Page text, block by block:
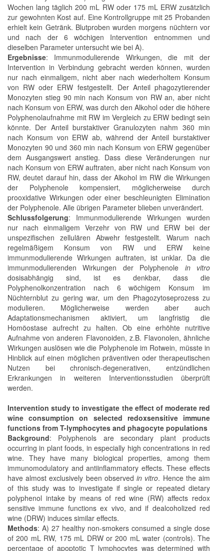
Wochen lang täglich 200 mL RW oder 175 mL ERW zusätzlich
zur gewohnten Kost auf. Eine Kontrollgruppe mit 25 Probanden
erhielt kein Getränk. Blutproben wurden morgens nüchtern vor
und nach der 6 wöchigen Intervention entnommen und
dieselben Parameter untersucht wie bei A).
Ergebnisse: Immunmodulierende Wirkungen, die mit der
Intervention in Verbindung gebracht werden können, wurden
nur nach einmaligem, nicht aber nach wiederholtem Konsum
von RW oder ERW festgestellt. Der Anteil phagozytierender
Monozyten stieg 90 min nach Konsum von RW an, aber nicht
nach Konsum von ERW, was durch den Alkohol oder die höhere
Polyphenolaufnahme mit RW im Vergleich zu ERW bedingt sein
könnte. Der Anteil burstaktiver Granulozyten nahm 360 min
nach Konsum von ERW ab, während der Anteil burstaktiver
Monozyten 90 und 360 min nach Konsum von ERW gegenüber
dem Ausgangswert anstieg. Dass diese Veränderungen nur
nach Konsum von ERW auftraten, aber nicht nach Konsum von
RW, deutet darauf hin, dass der Alkohol im RW die Wirkungen
der Polyphenole kompensiert, möglicherweise durch
prooxidative Wirkungen oder einer beschleunigten Elimination
der Polyphenole. Alle übrigen Parameter blieben unverändert.
Schlussfolgerung: Immunmodulierende Wirkungen wurden
nur nach einmaligem Verzehr von RW und ERW bei der
unspezifischen zellulären Abwehr festgestellt. Warum nach
regelmäßigem Konsum von RW und ERW keine
immunmodulierende Wirkungen auftraten, ist unklar. Da die
immunmodulierenden Wirkungen der Polyphenole in vitro
dosisabhängig sind, ist es denkbar, dass die
Polyphenolkonzentration nach 6 wöchigem Konsum im
Nüchternblut zu gering war, um den Phagozytoseprozess zu
modulieren. Möglicherweise werden aber auch
Adaptationsmechanismen aktiviert, um langfristig die
Homöostase aufrecht zu halten. Ob eine erhöhte nutritive
Aufnahme von anderen Flavonoiden, z.B. Flavonolen, ähnliche
Wirkungen auslösen wie die Polyphenole im Rotwein, müsste in
Hinblick auf einen möglichen präventiven oder therapeutischen
Nutzen bei chronisch-degenerativen, entzündlichen
Erkrankungen in weiteren Interventionsstudien überprüft
werden.
Intervention study to investigate the effect of moderate red
wine consumption on selected redoxsensitive immune
functions from T-lymphocytes and phagocyte populations
Background: Polyphenols are secondary plant products
occurring in plant foods, in especially high concentrations in red
wine. They have many biological properties, among them
immunomodulatory and antiinflammatory effects. These effects
have almost exclusively been observedin vitro. Hence the aim
of this study was to investigate if single or repeated dietary
polyphenol intake by means of red wine (RW) affects redox
sensitive immune functions ex vivo, and if dealcoholized red
wine (DRW) induces similar effects.
Methods: A) 27 healthy non-smokers consumed a single dose
of 200 mL RW, 175 mL DRW or 200 mL water (controls). The
percentage of apoptotic T lymphocytes was determined with